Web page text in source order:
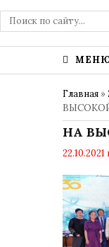
Главная »
НА
22.10.2021